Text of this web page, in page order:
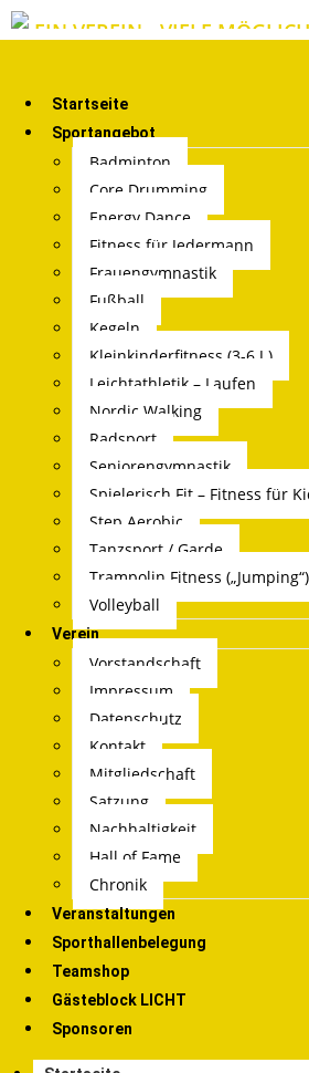
EIN VEREIN - VIELE
Startseite
Sportangebot
Badminton
Core Drumming
Energy Dance
Fitness für Jedermann
Frauengymnastik
Fußball
Kegeln
Kleinkinderfitness (3-6 J.)
Leichtathletik – Laufen
Nordic Walking
Radsport
Seniorengymnastik
Spielerisch Fit – Fitness für
Step Aerobic
Tanzsport / Garde
Trampolin Fitness („Jumping“)
Volleyball
Verein
Vorstandschaft
Impressum
Datenschutz
Kontakt
Mitgliedschaft
Satzung
Nachhaltigkeit
Hall of Fame
Chronik
Veranstaltungen
Sporthallenbelegung
Teamshop
Gästeblock LICHT
Sponsoren